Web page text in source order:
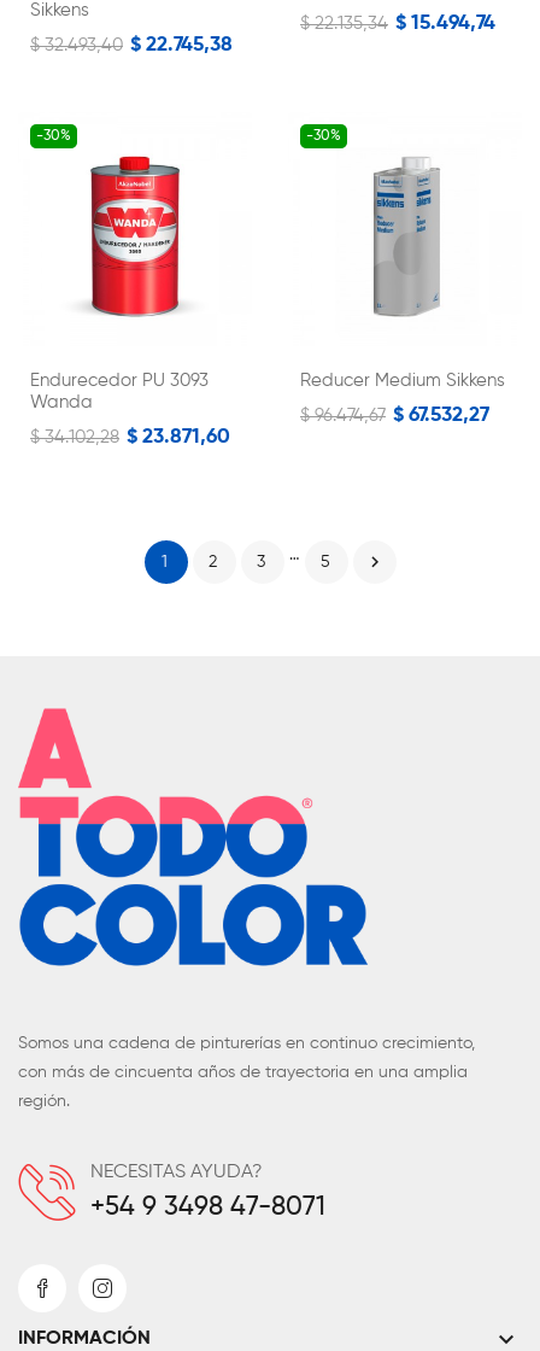
Sikkens
$ 32.493,40 $ 22.745,38
$ 22.135,34 $ 15.494,74
-30%
Endurecedor PU 3093
Wanda
$ 34.102,28 $ 23.871,60
-30%
Reducer Medium Sikkens
$ 96.474,67 $ 67.532,27
1 2 3 … 5 
Somos una cadena de pinturerías en continuo crecimiento,
con más de cincuenta años de trayectoria en una amplia
región.
NECESITAS AYUDA?
+54 9 3498 47-8071
INFORMACIÓN keyboard_arrow_down